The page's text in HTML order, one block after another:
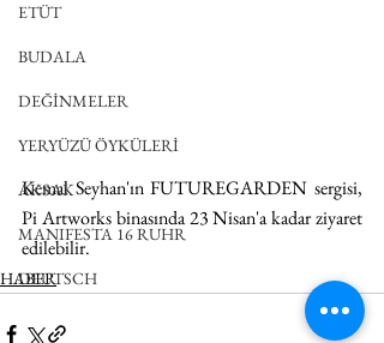
ETÜT
BUDALA
DEĞİNMELER
YERYÜZÜ ÖYKÜLERİ
AKSAK
MANIFESTA 16 RUHR
DEUTSCH
Kemal Seyhan'ın FUTUREGARDEN sergisi,
Pi Artworks binasında 23 Nisan'a kadar ziyaret
edilebilir.
HABER